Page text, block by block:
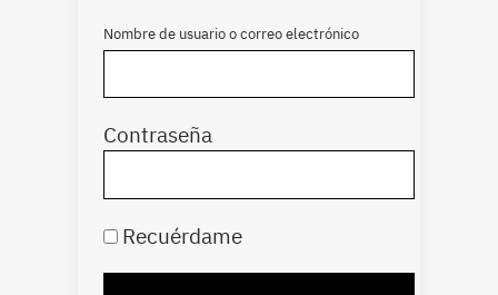
Nombre de usuario o correo electrónico
Contraseña
Recuérdame